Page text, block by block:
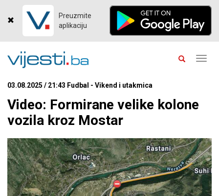
Preuzmite
aplikaciju
03.08.2025 / 21:43 Fudbal - Vikend i utakmica
Video: Formirane velike kolone
vozila kroz Mostar